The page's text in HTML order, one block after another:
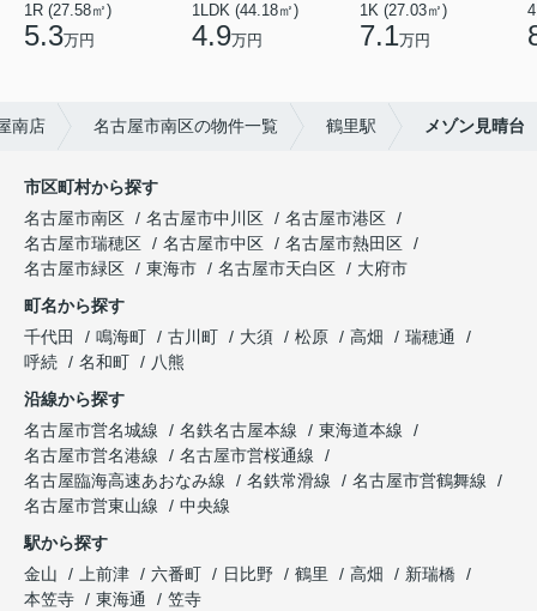
1R (27.58㎡)
5.3万円
1LDK (44.18㎡)
4.9万円
1K (27.03㎡)
7.1万円
南店 名古屋市南区の物件一覧 鶴里駅 メゾン見晴台
市区町村から探す
名古屋市南区
名古屋市中川区
名古屋市港区
名古屋市瑞穂区
名古屋市中区
名古屋市熱田区
名古屋市緑区
東海市 名古屋市天白区
大府市
町名から探す
千代田
鳴海町 古川町 大須 松原 高畑
瑞穂通
呼続
名和町
八熊
沿線から探す
名古屋市営名城線
名鉄名古屋本線
東海道本線
名古屋市営名港線
名古屋市営桜通線
名古屋臨海高速あおなみ線
名鉄常滑線
名古屋市営鶴舞線
名古屋市営東山線
中央線
駅から探す
金山
上前津 六番町 日比野 鶴里 高畑
新瑞橋
本笠寺
東海通 笠寺